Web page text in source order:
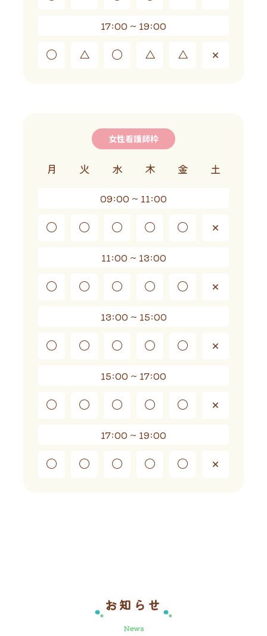
17:00 ~ 19:00
◯ △ ◯ △ △ ×
女性看護師枠
月 火 水 木 金 土
09:00 ~ 11:00
◯ ◯ ◯ ◯ ◯ ×
11:00 ~ 13:00
◯ ◯ ◯ ◯ ◯ ×
13:00 ~ 15:00
◯ ◯ ◯ ◯ ◯ ×
15:00 ~ 17:00
◯ ◯ ◯ ◯ ◯ ×
17:00 ~ 19:00
◯ ◯ ◯ ◯ ◯ ×
お知らせ
News